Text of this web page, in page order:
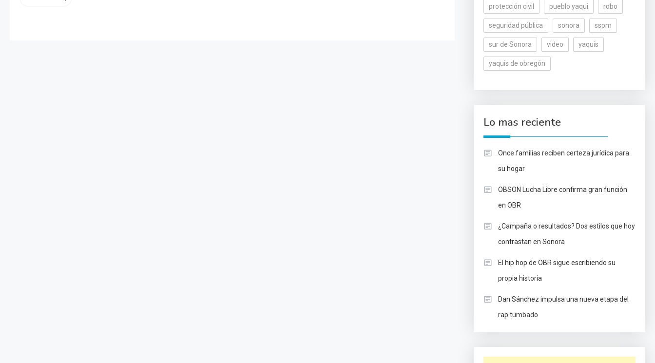
protección civil pueblo yaqui robo
seguridad pública sonora sspm
sur de Sonora video yaquis
yaquis de obregón
Lo mas reciente
Once familias reciben certeza jurídica para
su hogar
OBSON Lucha Libre confirma gran función
en OBR
¿Campaña o resultados? Dos estilos que hoy
contrastan en Sonora
El hip hop de OBR sigue escribiendo su
propia historia
Dan Sánchez impulsa una nueva etapa del
rap tumbado